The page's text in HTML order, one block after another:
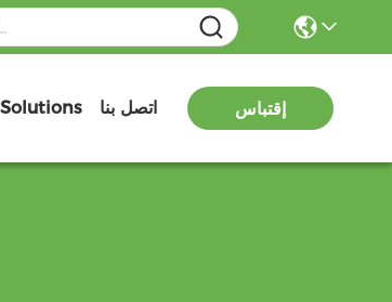
Solutions اتصل بنا إقتباس